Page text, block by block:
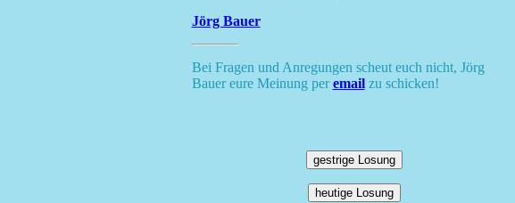
Jörg Bauer
Bei Fragen und Anregungen scheut euch nicht, Jörg
Bauer eure Meinung peremailzu schicken!
gestrige Losung
heutige Losung